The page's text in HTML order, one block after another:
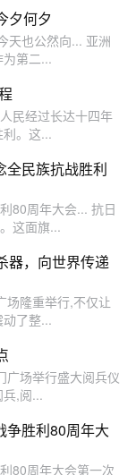
夕何夕
天也公然向... 亚洲
第二...
民经过长达十四年
。这...
民族抗战胜利
80周年大会... 抗日
这面旗...
器，向世界传递
场隆重举行,不仅让
了整...
广场举行盛大阅兵仪
,阅...
争胜利80周年大
80周年大会第一次